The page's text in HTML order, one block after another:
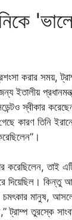
করার সময়,
ইতালীয়
স্বীকার
কারণ তিনি
করেছিলেন, তাই
দিয়েছিল। কিন্তু
মানুষ,
তুরস্কে